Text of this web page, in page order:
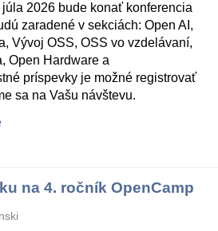
2026 bude konať konferencia
zaradené v sekciách: Open AI,
Vývoj OSS, OSS vo vzdelávaní,
Open Hardware a
príspevky je možné registrovať
sa na Vašu návštevu.
na 4. ročník OpenCamp